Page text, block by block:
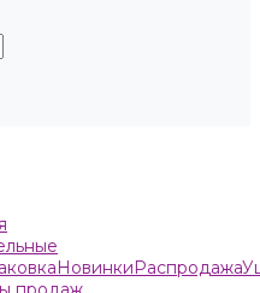
НовинкиРаспродажа